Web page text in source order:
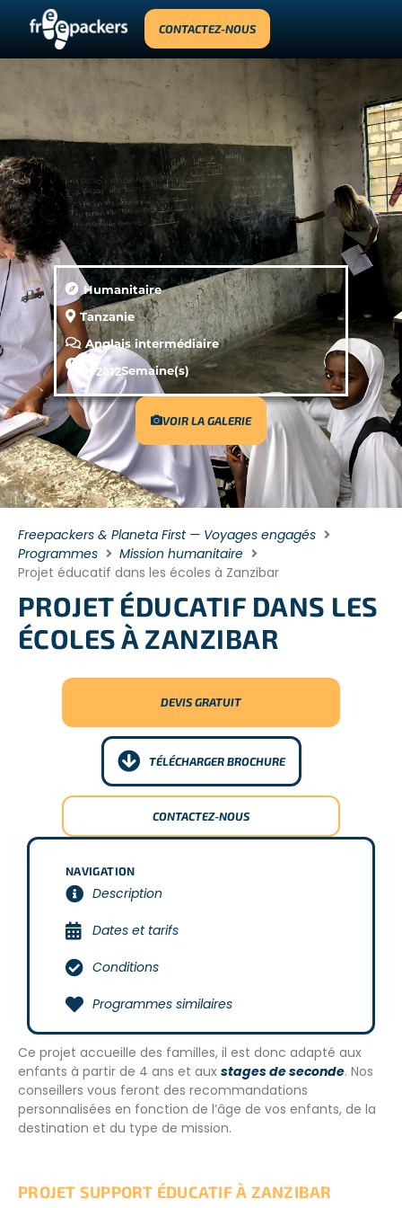
CONTACTEZ-NOUS
Humanitaire
Tanzanie
Anglais intermédiaire
De2à 12Semaine(s)
VOIR LA GALERIE
Freepackers & Planeta First — Voyages engagés
Programmes
Mission humanitaire
Projet éducatif dans les écoles à Zanzibar
PROJET ÉDUCATIF DANS LES
ÉCOLES À ZANZIBAR
DEVIS GRATUIT
TÉLÉCHARGER BROCHURE
CONTACTEZ-NOUS
NAVIGATION
Description
Dates et tarifs
Conditions
Programmes similaires
Ce projet accueille des familles, il est donc adapté aux
enfants à partir de 4 ans et aux stages de seconde. Nos
conseillers vous feront des recommandations
personnalisées en fonction de l’âge de vos enfants, de la
destination et du type de mission.
PROJET SUPPORT ÉDUCATIF À ZANZIBAR